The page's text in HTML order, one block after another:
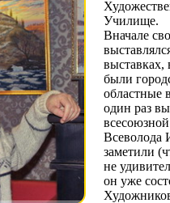
Училище.
Вначале
выставках,
были
областные
один раз
Всеволода
заметили
не
он уже